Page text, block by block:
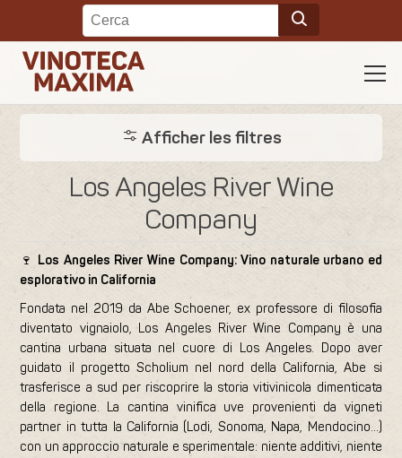
Afficher les filtres
Los Angeles River Wine
Company
🍷 Los Angeles River Wine Company: Vino naturale urbano ed
esplorativo in California
Fondata nel 2019 da Abe Schoener, ex professore di filosofia
diventato vignaiolo, Los Angeles River Wine Company è una
cantina urbana situata nel cuore di Los Angeles. Dopo aver
guidato il progetto Scholium nel nord della California, Abe si
trasferisce a sud per riscoprire la storia vitivinicola dimenticata
della regione. La cantina vinifica uve provenienti da vigneti
partner in tutta la California (Lodi, Sonoma, Napa, Mendocino…)
con un approccio naturale e sperimentale: niente additivi, niente